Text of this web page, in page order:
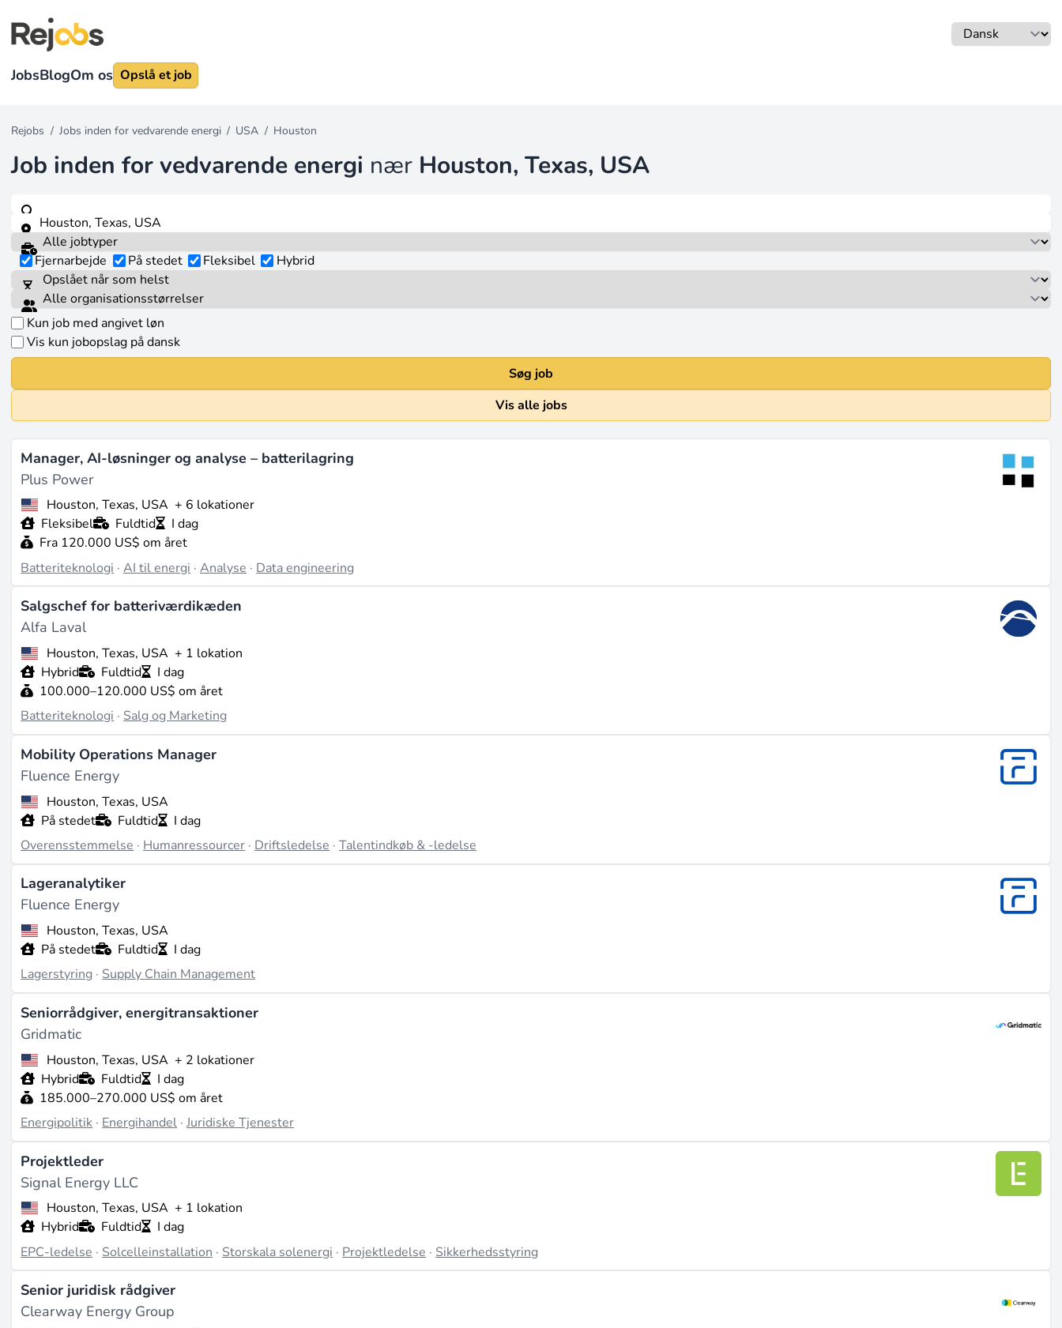
JobsBlogOm os Opslå et job
Rejobs / Jobs inden for vedvarende energi / USA / Houston
Job inden for vedvarende energi nær Houston, Texas, USA
Fjernarbejde På stedet Fleksibel Hybrid
Kun job med angivet løn
Vis kun jobopslag på dansk
Søg job
Vis alle jobs
Manager, AI-løsninger og analyse – batterilagring
Plus Power
Houston, Texas, USA + 6 lokationer
Fleksibel
Fuldtid
I dag
Fra 120.000 US$ om året
Batteriteknologi ·AI til energi ·Analyse · Data engineering
Salgschef for batteriværdikæden
Alfa Laval
Houston, Texas, USA + 1 lokation
Hybrid
Fuldtid
I dag
100.000–120.000 US$ om året
Batteriteknologi · Salg og Marketing
Mobility Operations Manager
Fluence Energy
Houston, Texas, USA
På stedet
Fuldtid
I dag
Overensstemmelse · Humanressourcer · Driftsledelse ·Talentindkøb & -ledelse
Lageranalytiker
Fluence Energy
Houston, Texas, USA
På stedet
Fuldtid
I dag
Lagerstyring · Supply Chain Management
Seniorrådgiver, energitransaktioner
Gridmatic
Houston, Texas, USA + 2 lokationer
Hybrid
Fuldtid
I dag
185.000–270.000 US$ om året
Energipolitik · Energihandel ·Juridiske Tjenester
Projektleder
Signal Energy LLC
Houston, Texas, USA + 1 lokation
Hybrid
Fuldtid
I dag
EPC-ledelse · Solcelleinstallation · Storskala solenergi · Projektledelse · Sikkerhedsstyring
Senior juridisk rådgiver
Clearway Energy Group